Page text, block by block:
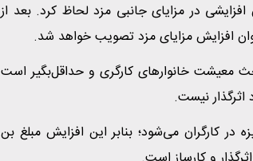
در مزایای جانبی مزد لحاظ کرد. بعد از
افزایش مزایای مزد تصویب خواهد شد.
معیشت خانوارهای کارگری و حداقل‌بگیر است
اثرگذار نیست.
کارگران می‌شود؛ بنابر این افزایش مبلغ بن